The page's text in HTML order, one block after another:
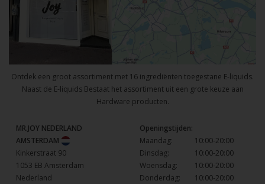
Ontdek een groot assortiment met 16 ingrediënten toegestane E-liquids.
Naast de E-liquids Bestaat het assortiment uit een grote keuze aan
Hardware producten.
MR.JOY NEDERLAND
AMSTERDAM
Kinkerstraat 90
1053 EB Amsterdam
Nederland
Openingstijden:
Maandag:
10:00-20:00
Dinsdag:
10:00-20:00
Woensdag:
10:00-20:00
Donderdag:
10:00-20:00